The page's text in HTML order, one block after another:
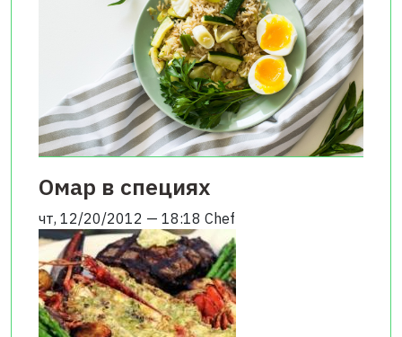
Омар в специях
чт, 12/20/2012 — 18:18 Chef